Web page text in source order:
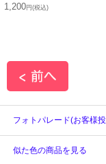
1,200円(税込)
フォトパレード(お客様
似た色の商品を見る